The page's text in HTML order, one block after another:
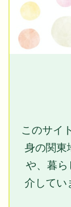
このサイ
身の関東
や、暮ら
介してい